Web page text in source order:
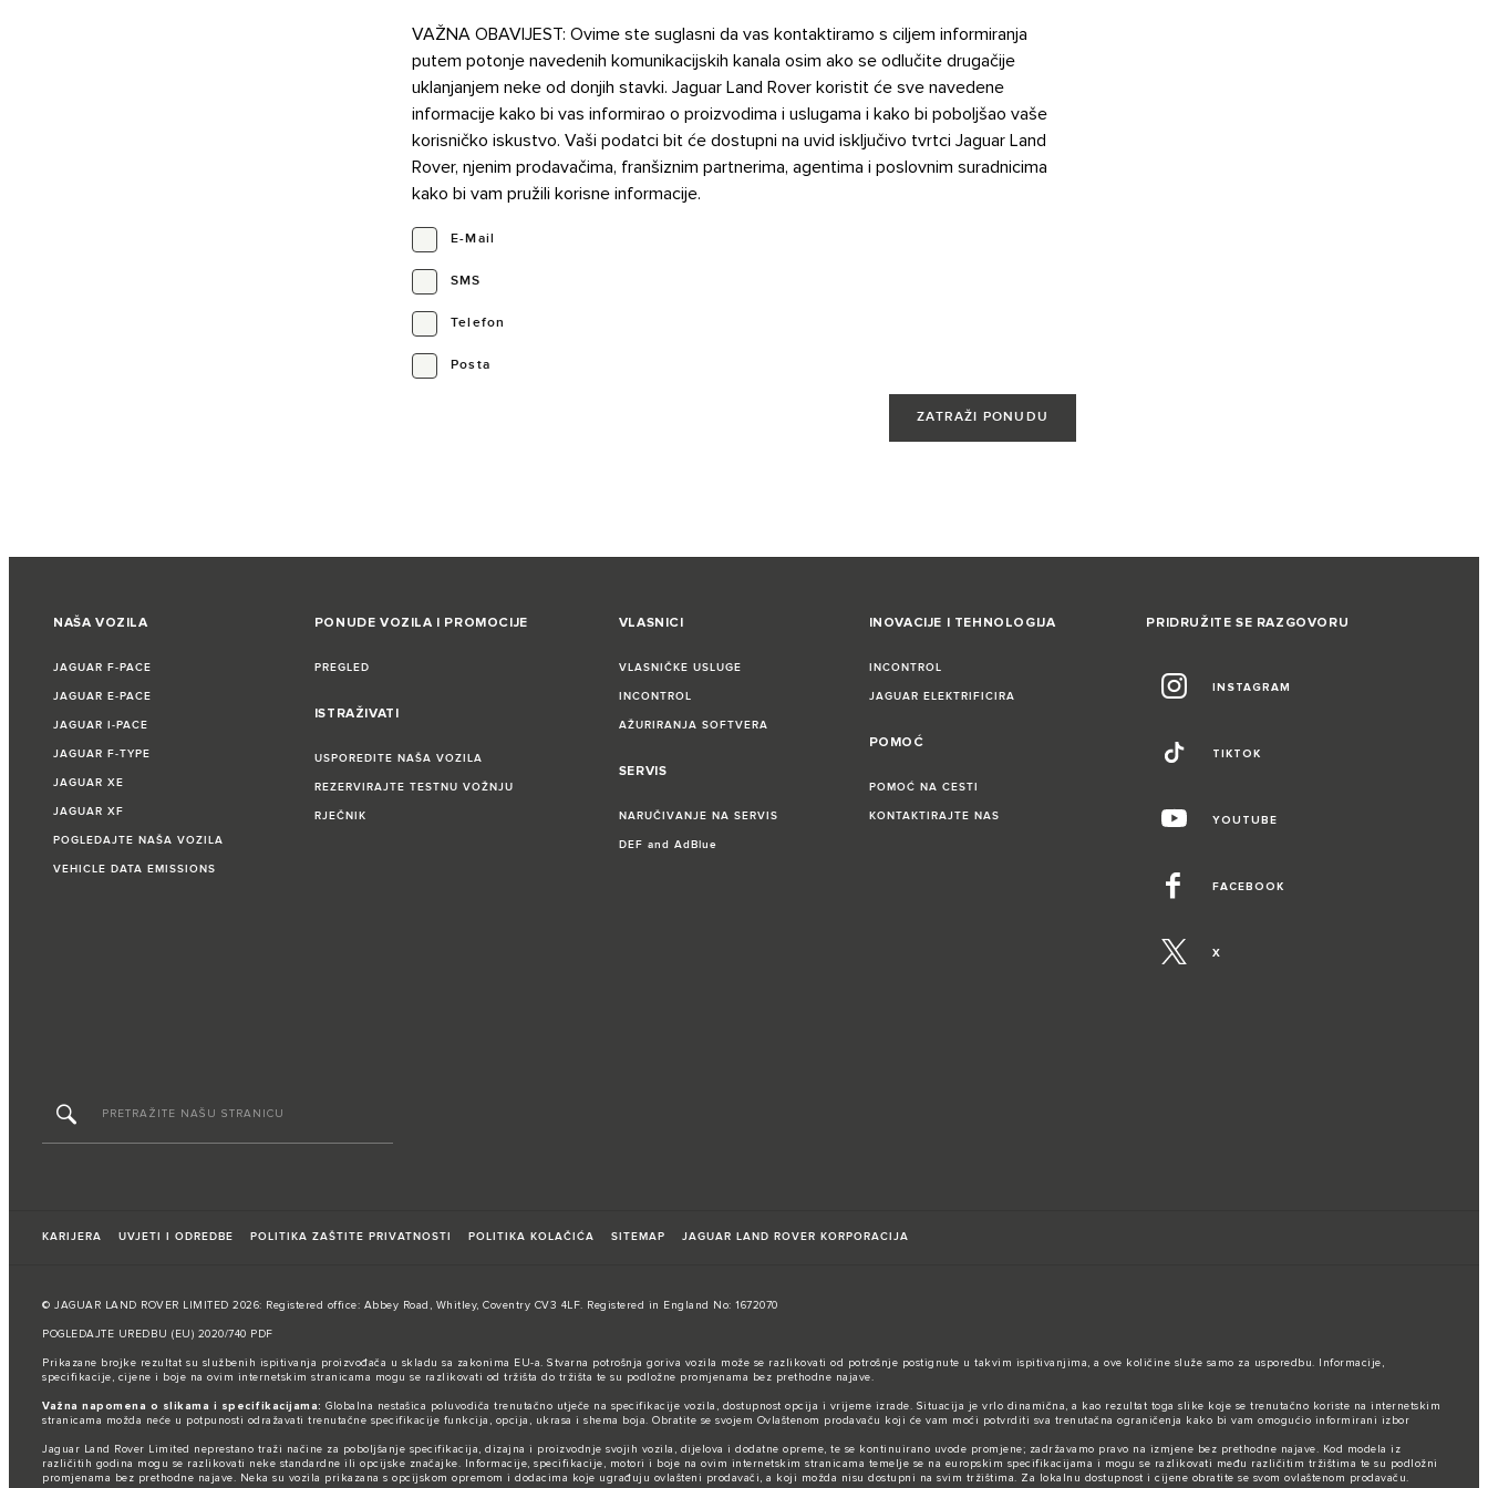
VAŽNA OBAVIJEST: Ovime ste suglasni da vas kontaktiramo s ciljem informiranja
putem potonje navedenih komunikacijskih kanala osim ako se odlučite drugačije
uklanjanjem neke od donjih stavki. Jaguar Land Rover koristit će sve navedene
informacije kako bi vas informirao o proizvodima i uslugama i kako bi poboljšao vaše
korisničko iskustvo. Vaši podatci bit će dostupni na uvid isključivo tvrtci Jaguar Land
Rover, njenim prodavačima, franšiznim partnerima, agentima i poslovnim suradnicima
kako bi vam pružili korisne informacije.
E-Mail
SMS
Telefon
Posta
NAŠA VOZILA
JAGUAR F‑PACE
JAGUAR E‑PACE
JAGUAR I‑PACE
JAGUAR F‑TYPE
JAGUAR XE
JAGUAR XF
POGLEDAJTE NAŠA VOZILA
VEHICLE DATA EMISSIONS
PONUDE VOZILA I PROMOCIJE
PREGLED
ISTRAŽIVATI
USPOREDITE NAŠA VOZILA
REZERVIRAJTE TESTNU VOŽNJU
RJEČNIK
VLASNICI
VLASNIČKE USLUGE
INCONTROL
AŽURIRANJA SOFTVERA
SERVIS
NARUČIVANJE NA SERVIS
DEF and AdBlue
INOVACIJE I TEHNOLOGIJA
INCONTROL
JAGUAR ELEKTRIFICIRA
POMOĆ
POMOĆ NA CESTI
KONTAKTIRAJTE NAS
PRIDRUŽITE SE RAZGOVORU
INSTAGRAM
TIKTOK
YOUTUBE
FACEBOOK
X
KARIJERA UVJETI I ODREDBE POLITIKA ZAŠTITE PRIVATNOSTI POLITIKA KOLAČIĆA SITEMAP JAGUAR LAND ROVER KORPORACIJA
© JAGUAR LAND ROVER LIMITED 2026: Registered office: Abbey Road, Whitley, Coventry CV3 4LF. Registered in England No: 1672070
POGLEDAJTE UREDBU (EU) 2020/740 PDF
Prikazane brojke rezultat su službenih ispitivanja proizvođača u skladu sa zakonima EU-a. Stvarna potrošnja goriva vozila može se razlikovati od potrošnje postignute u takvim ispitivanjima, a ove količine služe samo za usporedbu. Informacije,
specifikacije, cijene i boje na ovim internetskim stranicama mogu se razlikovati od tržišta do tržišta te su podložne promjenama bez prethodne najave.
Važna napomena o slikama i specifikacijama: Globalna nestašica poluvodiča trenutačno utječe na specifikacije vozila, dostupnost opcija i vrijeme izrade. Situacija je vrlo dinamična, a kao rezultat toga slike koje se trenutačno koriste na internetskim
stranicama možda neće u potpunosti odražavati trenutačne specifikacije funkcija, opcija, ukrasa i shema boja. Obratite se svojem Ovlaštenom prodavaču koji će vam moći potvrditi sva trenutačna ograničenja kako bi vam omogućio informirani izbor
Jaguar Land Rover Limited neprestano traži načine za poboljšanje specifikacija, dizajna i proizvodnje svojih vozila, dijelova i dodatne opreme, te se kontinuirano uvode promjene; zadržavamo pravo na izmjene bez prethodne najave. Kod modela iz
različitih godina mogu se razlikovati neke standardne ili opcijske značajke. Informacije, specifikacije, motori i boje na ovim internetskim stranicama temelje se na europskim specifikacijama i mogu se razlikovati među različitim tržištima te su podložni
promjenama bez prethodne najave. Neka su vozila prikazana s opcijskom opremom i dodacima koje ugrađuju ovlašteni prodavači, a koji možda nisu dostupni na svim tržištima. Za lokalnu dostupnost i cijene obratite se svom ovlaštenom prodavaču.